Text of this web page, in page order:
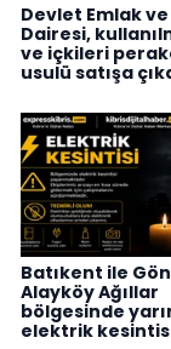
Devlet Emlak
Dairesi,
ve içkileri
usulü satışa
Batıkent ile
Alayköy Ağıllar
bölgesinde
elektrik